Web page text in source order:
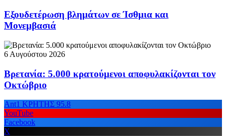
Εξουδετέρωση βλημάτων σε Ίσθμια και
Μονεμβασιά
6 Αυγούστου 2026
Βρετανία: 5.000 κρατούμενοι αποφυλακίζονται τον
Οκτώβριο
Ant1 ΚΡΗΤΗΣ 95.8
YouTube
Facebook
X